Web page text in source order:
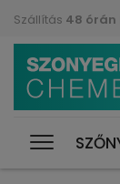
Szállítás 48 órán